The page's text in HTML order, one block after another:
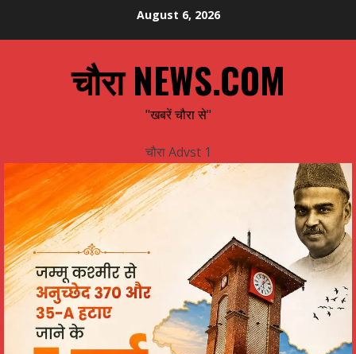
August 6, 2026
चौरा NEWS.COM
"खबरें चौरा से"
चौरा Advst 1